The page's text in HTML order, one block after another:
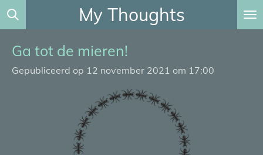
Ga
direct
naar
hoofdinhoud
My Thoughts
Ga tot de mieren!
Gepubliceerd op 12 november 2021 om 17:00